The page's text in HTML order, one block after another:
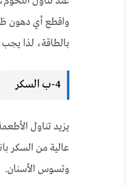
واقطع أي دهون
بالطاقة، لذا
4-ب السكر
يزيد تناول
عالية من السكر
وتسوس الأسنان.